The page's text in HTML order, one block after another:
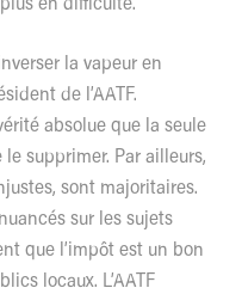
en difficulté.
la vapeur en
de l’AATF.
absolue que la seule
supprimer. Par ailleurs,
sont majoritaires.
sur les sujets
que l’impôt est un bon
locaux. L’AATF